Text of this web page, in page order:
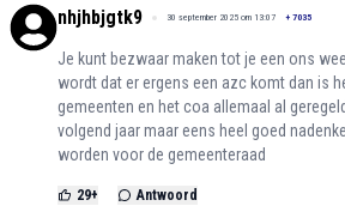
nhjhbjgtk9 30 september 2025 om 13:07 + 7035
Je kunt bezwaar maken tot je een ons
wordt dat er ergens een azc komt dan is
gemeenten en het coa allemaal al
volgend jaar maar eens heel goed
worden voor de gemeenteraad
29+ Antwoord